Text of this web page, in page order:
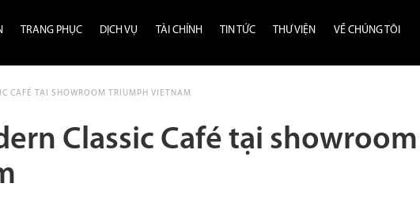
TRANG PHỤC DỊCH VỤ TÀI CHÍNH TIN TỨC THƯ VIỆN VỀ CHÚNG TÔI
CAFÉ TẠI SHOWROOM TRIUMPH VIETNAM
Classic Café tại showroom